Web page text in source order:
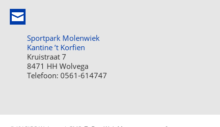
Sportpark Molenwiek
Kantine ’t Korfien
Kruistraat 7
8471 HH Wolvega
Telefoon: 0561-614747